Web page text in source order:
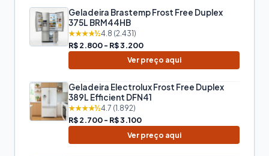
Geladeira Brastemp Frost Free Duplex
375L BRM44HB
★★★★½4.8 (2.431)
R$ 2.800 - R$ 3.200
Ver preço aqui
Geladeira Electrolux Frost Free Duplex
389L Efficient DFN41
★★★★½4.7 (1.892)
R$ 2.700 - R$ 3.100
Ver preço aqui